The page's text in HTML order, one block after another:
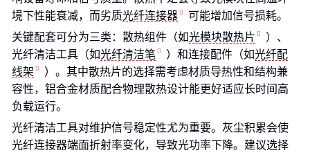
境下性能衰减，而劣质光纤连接器
可能增加信号损耗。
关键配套可分为三类：散热组件（如光模块散热片
）、
光纤清洁工具（如光纤清洁笔 ）和连接配件（如光纤配
线架
）。其中散热片的选择需考虑材质导热性和结构兼
容性，铝合金材质配合物理散热设计能更好适应长时间高
负载运行。
光纤清洁工具对维护信号稳定性尤为重要。灰尘积累会使
光纤连接器端面折射率变化，导致光功率下降。建议选择